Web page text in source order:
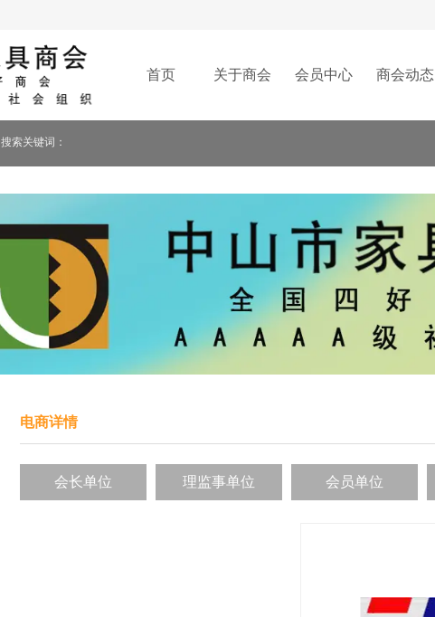
首页 关于商会 会员中心 商会动态
搜索关键词：
电商详情
会长单位 理监事单位 会员单位